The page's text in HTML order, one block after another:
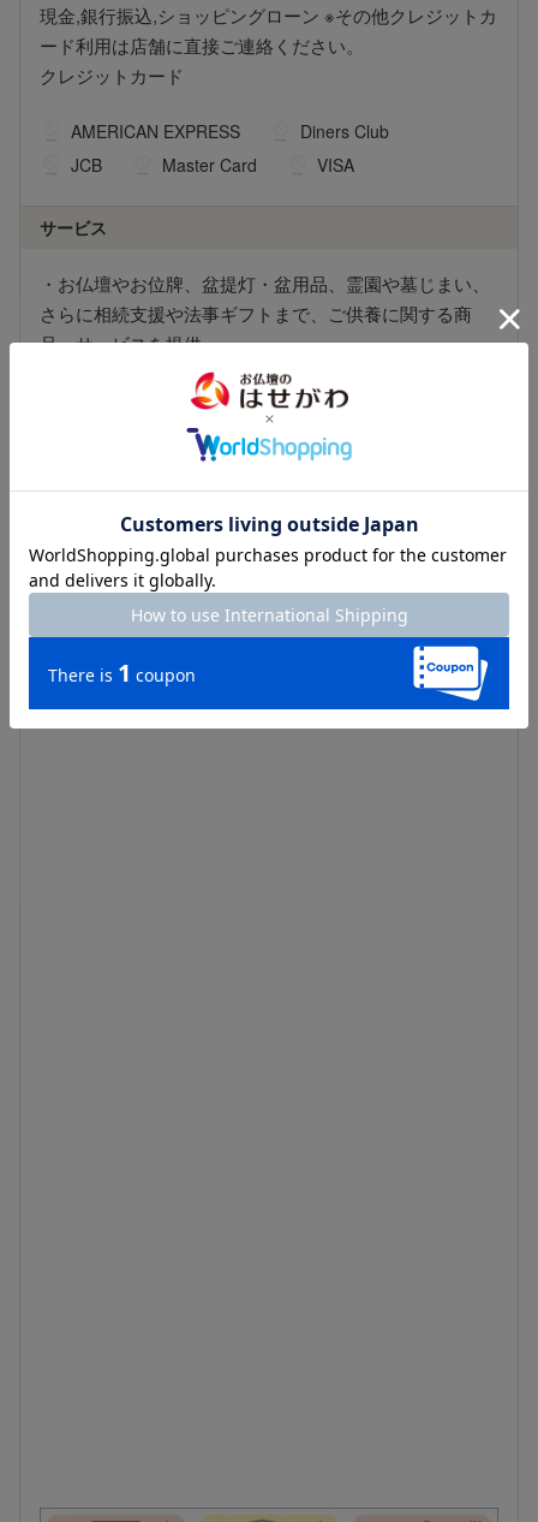
現金,銀行振込,ショッピングローン ※その他クレジットカ
ード利用は店舗に直接ご連絡ください。
クレジットカード
AMERICAN EXPRESS
Diners Club
JCB
Master Card VISA
サービス
・お仏壇やお位牌、盆提灯・盆用品、霊園や墓じまい、
さらに相続支援や法事ギフトまで、ご供養に関する商
品・サービスを提供。